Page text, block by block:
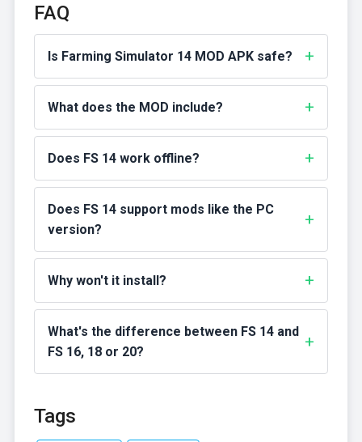
FAQ
Is Farming Simulator 14 MOD APK safe?
What does the MOD include?
Does FS 14 work offline?
Does FS 14 support mods like the PC
version?
Why won't it install?
What's the difference between FS 14 and
FS 16, 18 or 20?
Tags